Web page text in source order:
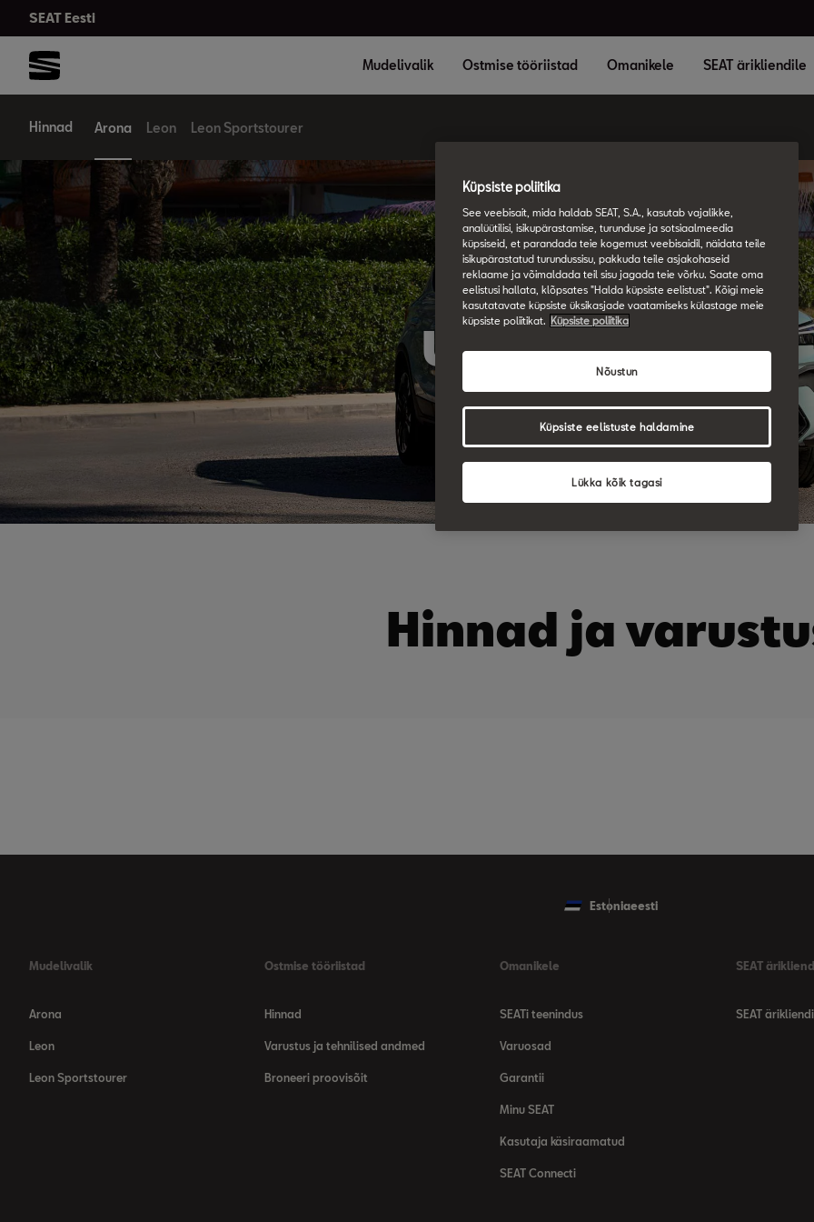
SEAT Eesti
Mudelivalik Ostmise tööriistad Omanikele SEAT ärikliendile
Hinnad Arona Leon Leon Sportstourer
Uus SEAT Arona
Hinnad ja
Estoniaeesti
Mudelivalik
Arona
Leon
Leon Sportstourer
Ostmise tööriistad
Hinnad
Varustus ja tehnilised andmed
Broneeri proovisõit
Omanikele
SEATi teenindus
Varuosad
Garantii
Minu SEAT
Kasutaja käsiraamatud
SEAT Connecti
SEAT
SEAT
Küpsiste poliitika
See veebisait, mida haldab SEAT, S.A., kasutab vajalikke,
analüütilisi, isikupärastamise, turunduse ja sotsiaalmeedia
küpsiseid, et parandada teie kogemust veebisaidil, näidata teile
isikupärastatud turundussisu, pakkuda teile asjakohaseid
reklaame ja võimaldada teil sisu jagada teie võrku. Saate oma
eelistusi hallata, klõpsates "Halda küpsiste eelistust". Kõigi meie
kasutatavate küpsiste üksikasjade vaatamiseks külastage meie
küpsiste poliitikat. Küpsiste poliitika
Lükka kõik tagasi
Nõustun
Küpsiste eelistuste haldamine